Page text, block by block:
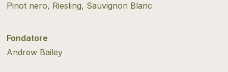
Pinot nero, Riesling, Sauvignon Blanc
Fondatore
Andrew Bailey